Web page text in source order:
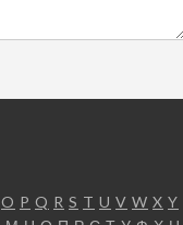
O P Q R S T U V W X Y